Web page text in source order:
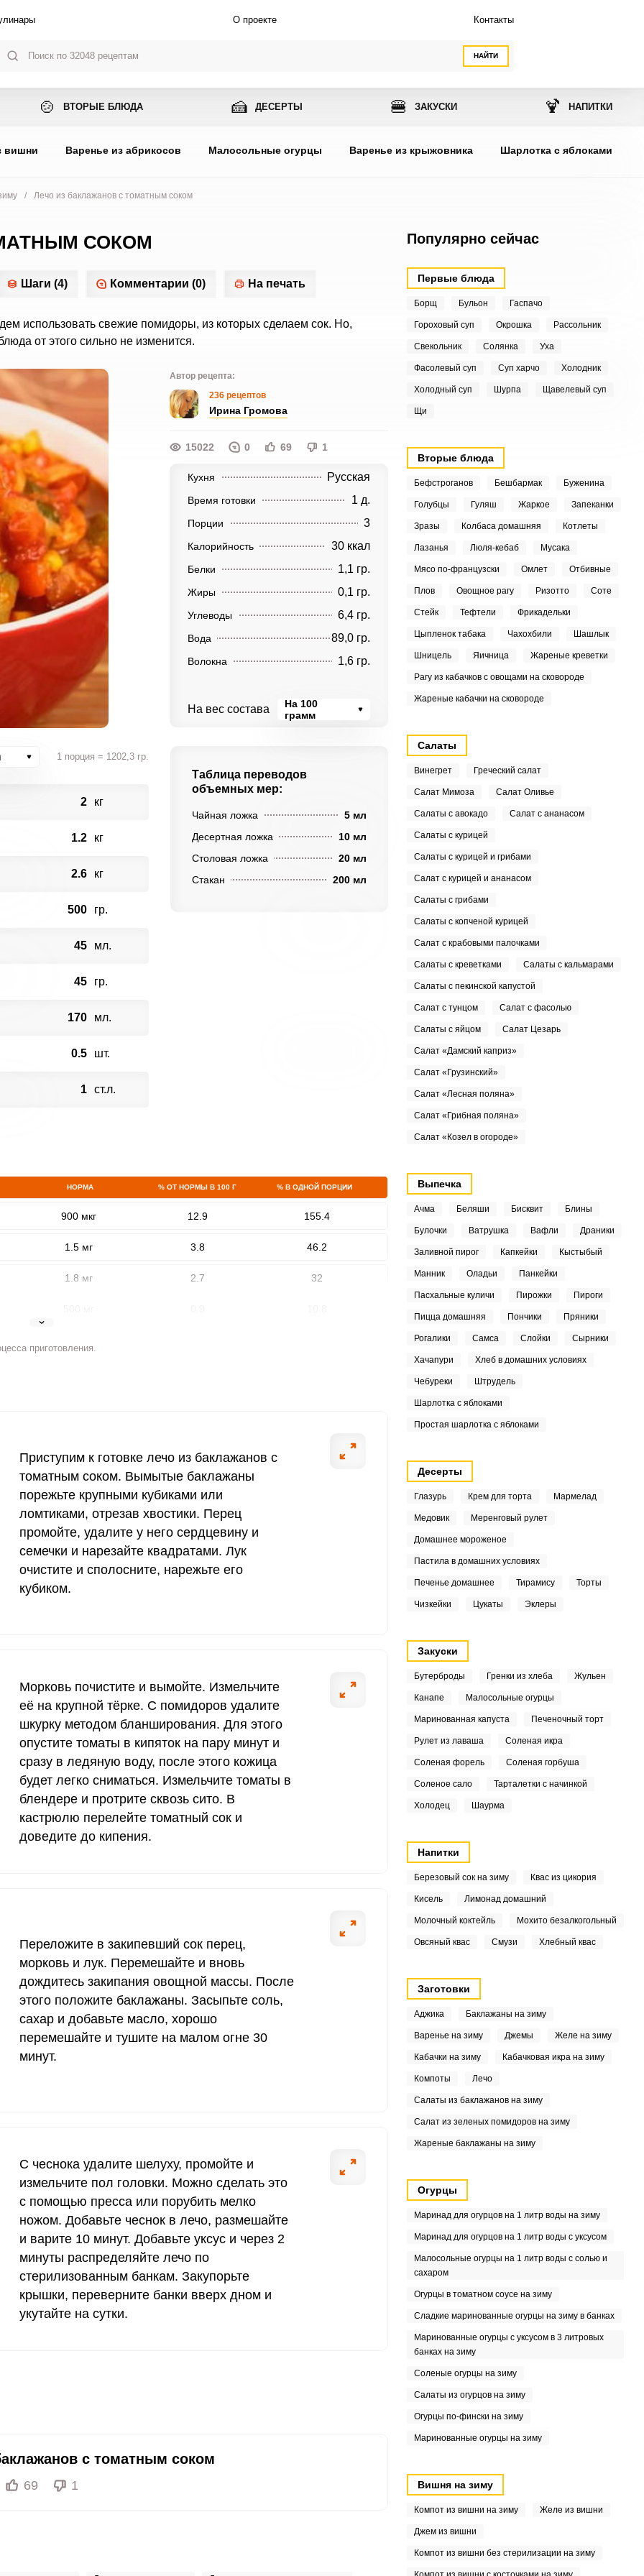
НАЙТИ
О проекте Контакты
🍲 ВТОРЫЕ БЛЮДА 🍰 ДЕСЕРТЫ 🍔 ЗАКУСКИ 🍹 НАПИТКИ
вишни Варенье из абрикосов Малосольные огурцы Варенье из крыжовника Шарлотка с яблоками
/ Лечо из баклажанов с томатным соком
СОКОМ
Шаги (4) Комментарии (0) На печать
использовать свежие помидоры, из которых сделаем сок. Но,
от этого сильно не изменится.
Автор рецепта:
236 рецептов
Ирина Громова
15022 0 69 1
Кухня Русская
Время готовки 1 д.
Порции 3
Калорийность 30 ккал
Белки 1,1 гр.
Жиры 0,1 гр.
Углеводы 6,4 гр.
Вода 89,0 гр.
Волокна 1,6 гр.
На вес состава
На 100
грамм
1 порция = 1202,3 гр.
2 кг
1.2 кг
2.6 кг
500 гр.
45 мл.
45 гр.
170 мл.
0.5 шт.
1 ст.л.
Таблица переводов
объемных мер:
Чайная ложка
5 мл
Десертная ложка
10 мл
Столовая ложка
20 мл
Стакан
200 мл
НОРМА % ОТ НОРМЫ В 100 Г % В ОДНОЙ ПОРЦИИ
900 мкг 12.9 155.4
1.5 мг 3.8 46.2
1.8 мг 2.7 32
90 мкг 86.3
10 мкг 0
50 мг 0.3
120 мкг
30 мг 55
400 мг 1.7
1300 мг
500 мг 4.1
800 мг
150 мкг 1.6
10 мкг 22.8
70 мкг 69.7
55 мкг 0.8
4000 мкг 0.4
50 мкг 4.3
12 мг
1200 мкг 9.1
приготовления.
Приступим к готовке лечо из баклажанов с
томатным соком. Вымытые баклажаны
порежьте крупными кубиками или
ломтиками, отрезав хвостики. Перец
промойте, удалите у него сердцевину и
семечки и нарезайте квадратами. Лук
очистите и сполосните, нарежьте его
кубиком.
Морковь почистите и вымойте. Измельчите
её на крупной тёрке. С помидоров удалите
шкурку методом бланширования. Для этого
опустите томаты в кипяток на пару минут и
сразу в ледяную воду, после этого кожица
будет легко сниматься. Измельчите томаты в
блендере и протрите сквозь сито. В
кастрюлю перелейте томатный сок и
доведите до кипения.
Переложите в закипевший сок перец,
морковь и лук. Перемешайте и вновь
дождитесь закипания овощной массы. После
этого положите баклажаны. Засыпьте соль,
сахар и добавьте масло, хорошо
перемешайте и тушите на малом огне 30
минут.
С чеснока удалите шелуху, промойте и
измельчите пол головки. Можно сделать это
с помощью пресса или порубить мелко
ножом. Добавьте чеснок в лечо, размешайте
и варите 10 минут. Добавьте уксус и через 2
минуты распределяйте лечо по
стерилизованным банкам. Закупорьте
крышки, переверните банки вверх дном и
укутайте на сутки.
с томатным соком
69 1
Популярно сейчас
Первые блюда
Борщ Бульон Гаспачо
Гороховый суп Окрошка Рассольник
Свекольник Солянка Уха
Фасолевый суп Суп харчо Холодник
Холодный суп Шурпа Щавелевый суп
Щи
Вторые блюда
Бефстроганов Бешбармак Буженина
Голубцы Гуляш Жаркое Запеканки
Зразы Колбаса домашняя Котлеты
Лазанья Люля-кебаб Мусака
Мясо по-французски Омлет Отбивные
Плов Овощное рагу Ризотто Соте
Стейк Тефтели Фрикадельки
Цыпленок табака Чахохбили Шашлык
Шницель Яичница Жареные креветки
Рагу из кабачков с овощами на сковороде
Жареные кабачки на сковороде
Салаты
Винегрет Греческий салат
Салат Мимоза Салат Оливье
Салаты с авокадо Салат с ананасом
Салаты с курицей
Салаты с курицей и грибами
Салат с курицей и ананасом
Салаты с грибами
Салаты с копченой курицей
Салат с крабовыми палочками
Салаты с креветками Салаты с кальмарами
Салаты с пекинской капустой
Салат с тунцом Салат с фасолью
Салаты с яйцом Салат Цезарь
Салат «Дамский каприз»
Салат «Грузинский»
Салат «Лесная поляна»
Салат «Грибная поляна»
Салат «Козел в огороде»
Выпечка
Ачма Беляши Бисквит Блины
Булочки Ватрушка Вафли Драники
Заливной пирог Капкейки Кыстыбый
Манник Оладьи Панкейки
Пасхальные куличи Пирожки Пироги
Пицца домашняя Пончики Пряники
Рогалики Самса Слойки Сырники
Хачапури Хлеб в домашних условиях
Чебуреки Штрудель
Шарлотка с яблоками
Простая шарлотка с яблоками
Десерты
Глазурь Крем для торта Мармелад
Медовик Меренговый рулет
Домашнее мороженое
Пастила в домашних условиях
Печенье домашнее Тирамису Торты
Чизкейки Цукаты Эклеры
Закуски
Бутерброды Гренки из хлеба Жульен
Канапе Малосольные огурцы
Маринованная капуста Печеночный торт
Рулет из лаваша Соленая икра
Соленая форель Соленая горбуша
Соленое сало Тарталетки с начинкой
Холодец Шаурма
Напитки
Березовый сок на зиму Квас из цикория
Кисель Лимонад домашний
Молочный коктейль Мохито безалкогольный
Овсяный квас Смузи Хлебный квас
Заготовки
Аджика Баклажаны на зиму
Варенье на зиму Джемы Желе на зиму
Кабачки на зиму Кабачковая икра на зиму
Компоты Лечо
Салаты из баклажанов на зиму
Салат из зеленых помидоров на зиму
Жареные баклажаны на зиму
Огурцы
Маринад для огурцов на 1 литр воды на зиму
Маринад для огурцов на 1 литр воды с уксусом
Малосольные огурцы на 1 литр воды с солью и
сахаром
Огурцы в томатном соусе на зиму
Сладкие маринованные огурцы на зиму в банках
Маринованные огурцы с уксусом в 3 литровых
банках на зиму
Соленые огурцы на зиму
Салаты из огурцов на зиму
Огурцы по-фински на зиму
Маринованные огурцы на зиму
Вишня на зиму
Компот из вишни на зиму Желе из вишни
Джем из вишни
Компот из вишни без стерилизации на зиму
ВХОД НА САЙТ РЕГИСТРАЦИЯ
Войдите
с помощью социальных сетей:
или
ВХОД
Забыли пароль?
из баклажанов с томатным соком. Вымытые баклажаны порежьте крупными
отрезав хвостики. Перец промойте, удалите у него сердцевину и семечки и
очистите и сполосните, нарежьте его кубиком.
ШАГ
2 ИЗ 4
Морковь
сПравилами сайта,
обработки
соглашением